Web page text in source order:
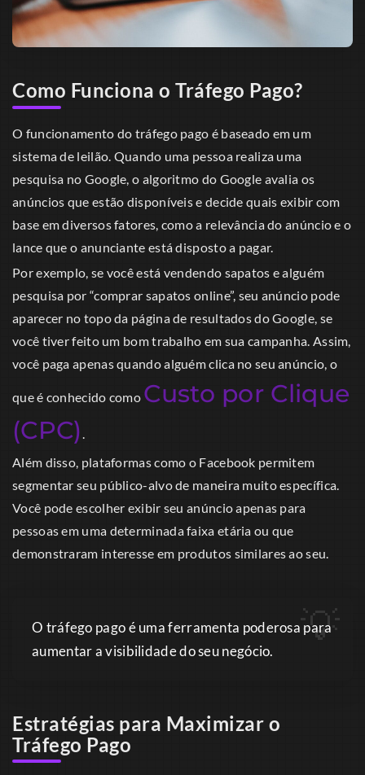
Como Funciona o Tráfego Pago?
O funcionamento do tráfego pago é baseado em um
sistema de leilão. Quando uma pessoa realiza uma
pesquisa no Google, o algoritmo do Google avalia os
anúncios que estão disponíveis e decide quais exibir com
base em diversos fatores, como a relevância do anúncio e o
lance que o anunciante está disposto a pagar.
Por exemplo, se você está vendendo sapatos e alguém
pesquisa por “comprar sapatos online”, seu anúncio pode
aparecer no topo da página de resultados do Google, se
você tiver feito um bom trabalho em sua campanha. Assim,
você paga apenas quando alguém clica no seu anúncio, o
que é conhecido como Custo por Clique
(CPC)
Além disso, plataformas como o Facebook permitem
segmentar seu público-alvo de maneira muito específica.
Você pode escolher exibir seu anúncio apenas para
pessoas em uma determinada faixa etária ou que
demonstraram interesse em produtos similares ao seu.
O tráfego pago é uma ferramenta poderosa para
aumentar a visibilidade do seu negócio.
Estratégias para Maximizar o
Tráfego Pago